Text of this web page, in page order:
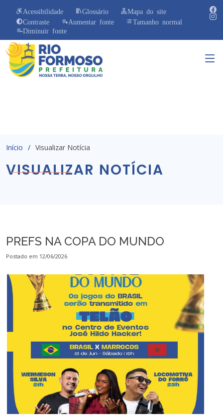
Acessibilidade Glossário
Mapa do site
Contraste
Aumentar fonte
Tamanho normal
Diminuir fonte
Início Visualizar Notícia
VISUALIZAR NOTÍCIA
PREFS NA COPA DO MUNDO
Postado em 12/06/2026